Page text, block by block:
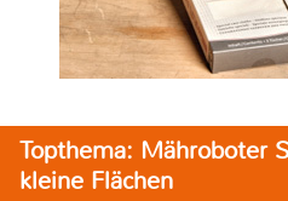
Topthema: Mähroboter
kleine Flächen